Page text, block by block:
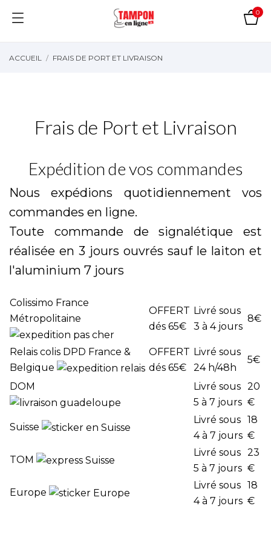
0
ACCUEIL FRAIS DE PORT ET LIVRAISON
Frais de Port et Livraison
Expédition de vos commandes
Nous expédions quotidiennement vos
commandes en ligne.
Toute commande de signalétique est
réalisée en 3 jours ouvrés sauf le laiton et
l'aluminium 7 jours
Colissimo France
Métropolitaine
OFFERT
dés 65€
Livré sous
3 à 4 jours
8€
Relais colis DPD France &
Belgique
OFFERT
dés 65€
Livré sous
24 h/48h
5€
DOM
Livré sous
5 à 7 jours
20
€
Suisse
Livré sous
4 à 7 jours
18
€
TOM
Livré sous
5 à 7 jours
23
€
Europe
Livré sous
4 à 7 jours
18
€